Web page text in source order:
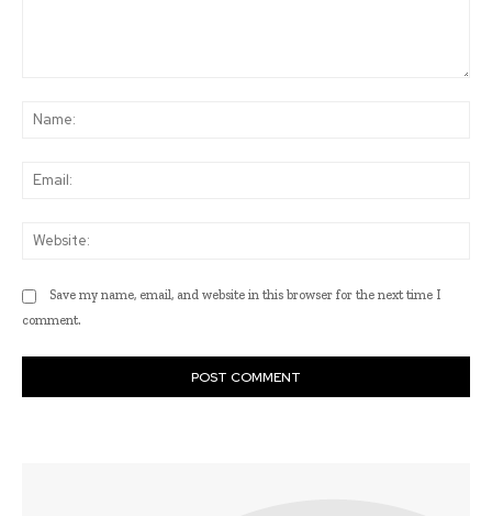
Save my name, email, and website in this browser for the next time I
comment.